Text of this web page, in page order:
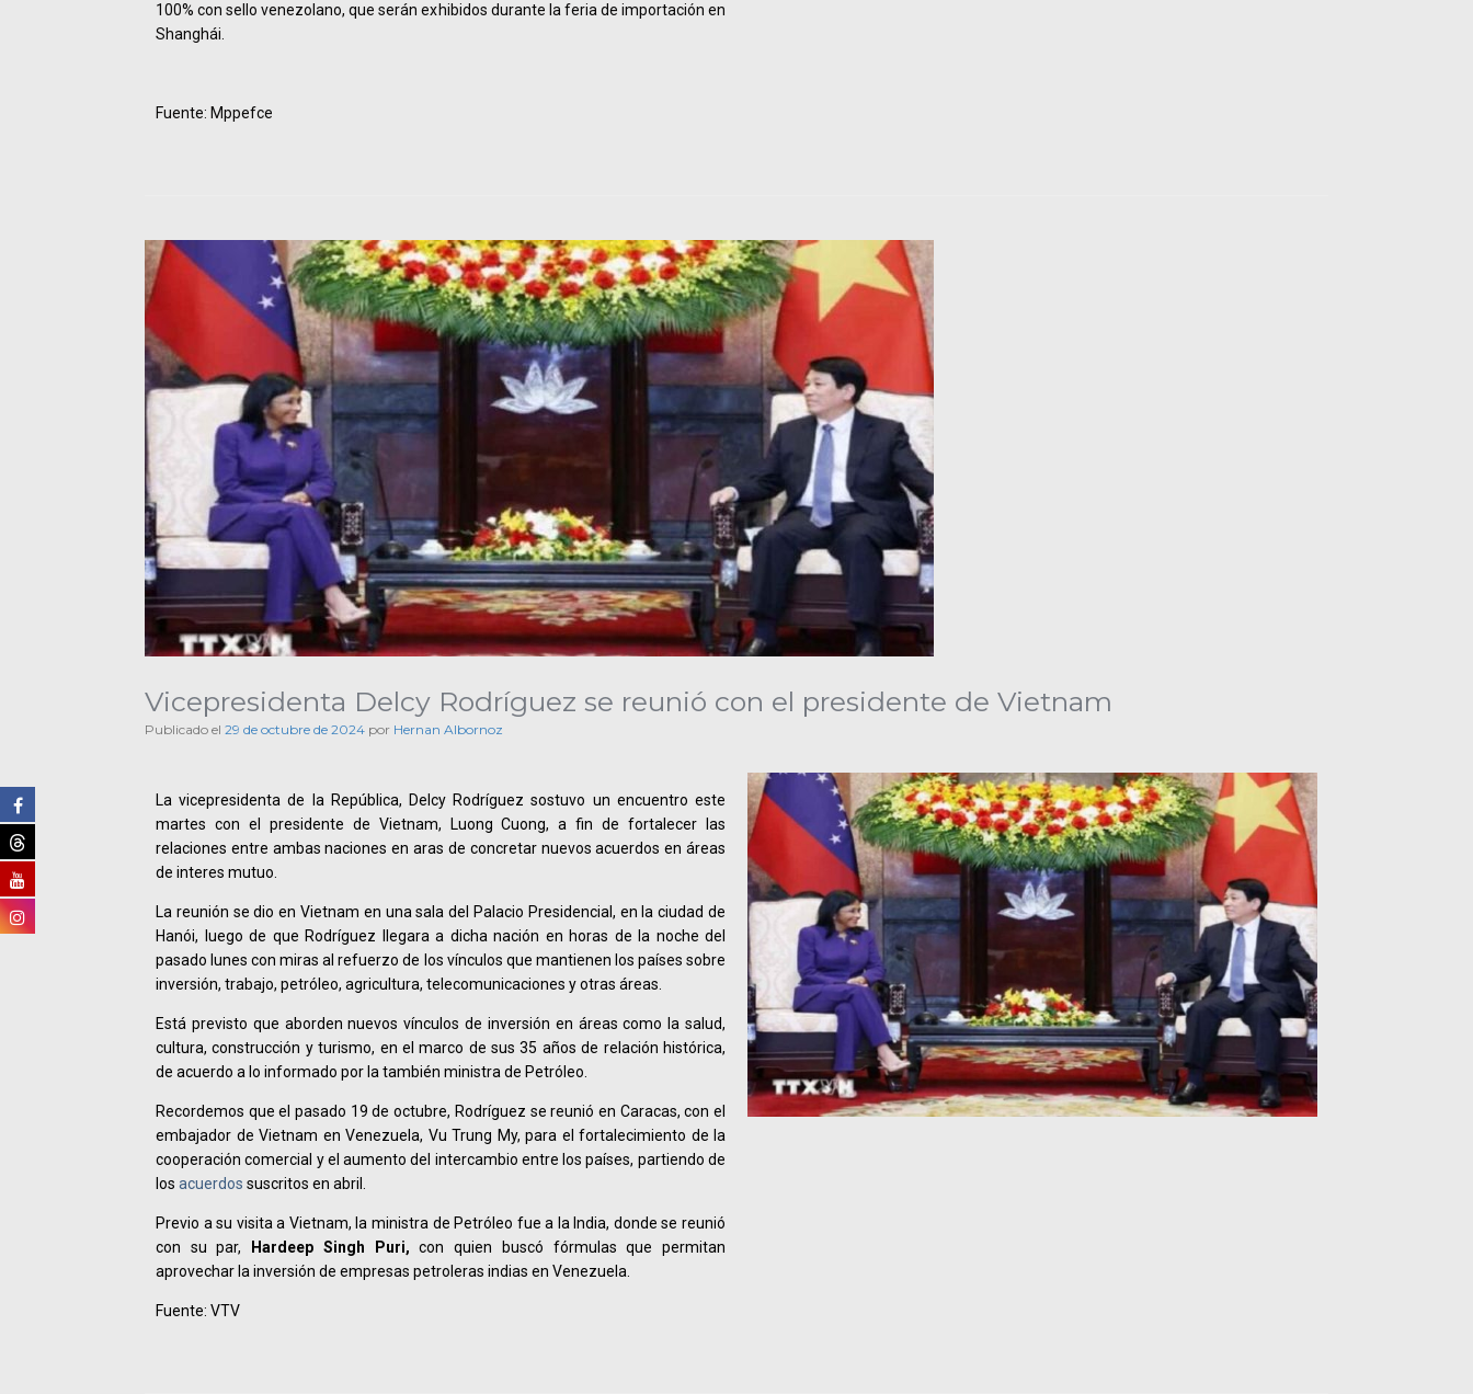
100% con sello venezolano, que serán exhibidos durante la feria de importación en
Shanghái.
Fuente: Mppefce
Vicepresidenta Delcy Rodríguez se reunió con el presidente de Vietnam
Publicado el 29 de octubre de 2024 por Hernan Albornoz
La vicepresidenta de la República, Delcy Rodríguez sostuvo un encuentro este
martes con el presidente de Vietnam, Luong Cuong, a fin de fortalecer las
relaciones entre ambas naciones en aras de concretar nuevos acuerdos en áreas
de interes mutuo.
La reunión se dio en Vietnam en una sala del Palacio Presidencial, en la ciudad de
Hanói, luego de que Rodríguez llegara a dicha nación en horas de la noche del
pasado lunes con miras al refuerzo de los vínculos que mantienen los países sobre
inversión, trabajo, petróleo, agricultura, telecomunicaciones y otras áreas.
Está previsto que aborden nuevos vínculos de inversión en áreas como la salud,
cultura, construcción y turismo, en el marco de sus 35 años de relación histórica,
de acuerdo a lo informado por la también ministra de Petróleo.
Recordemos que el pasado 19 de octubre, Rodríguez se reunió en Caracas, con el
embajador de Vietnam en Venezuela, Vu Trung My, para el fortalecimiento de la
cooperación comercial y el aumento del intercambio entre los países, partiendo de
los acuerdos suscritos en abril.
Previo a su visita a Vietnam, la ministra de Petróleo fue a la India, donde se reunió
con su par,
Hardeep Singh Puri, con quien buscó fórmulas que permitan
aprovechar la inversión de empresas petroleras indias en Venezuela.
Fuente: VTV